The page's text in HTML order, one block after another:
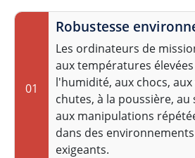
01
Robustesse
Les ordinateurs de
aux températures
l'humidité, aux chocs,
chutes, à la poussière, au
aux manipulations
dans des
exigeants.